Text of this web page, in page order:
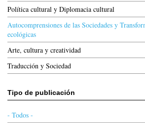
Política cultural y Diplomacia cultural
Autocomprensiones de las Sociedades y
ecológicas
Arte, cultura y creatividad
Traducción y Sociedad
Tipo de publicación
- Todos -